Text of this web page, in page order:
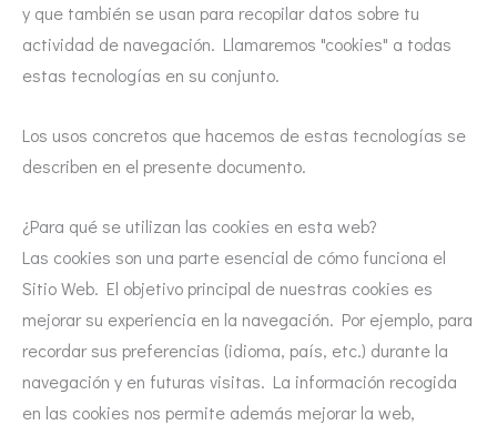
y que también se usan para recopilar datos sobre tu
actividad de navegación. Llamaremos "cookies" a todas
estas tecnologías en su conjunto.
Los usos concretos que hacemos de estas tecnologías se
describen en el presente documento.
¿Para qué se utilizan las cookies en esta web?
Las cookies son una parte esencial de cómo funciona el
Sitio Web. El objetivo principal de nuestras cookies es
mejorar su experiencia en la navegación. Por ejemplo, para
recordar sus preferencias (idioma, país, etc.) durante la
navegación y en futuras visitas. La información recogida
en las cookies nos permite además mejorar la web,